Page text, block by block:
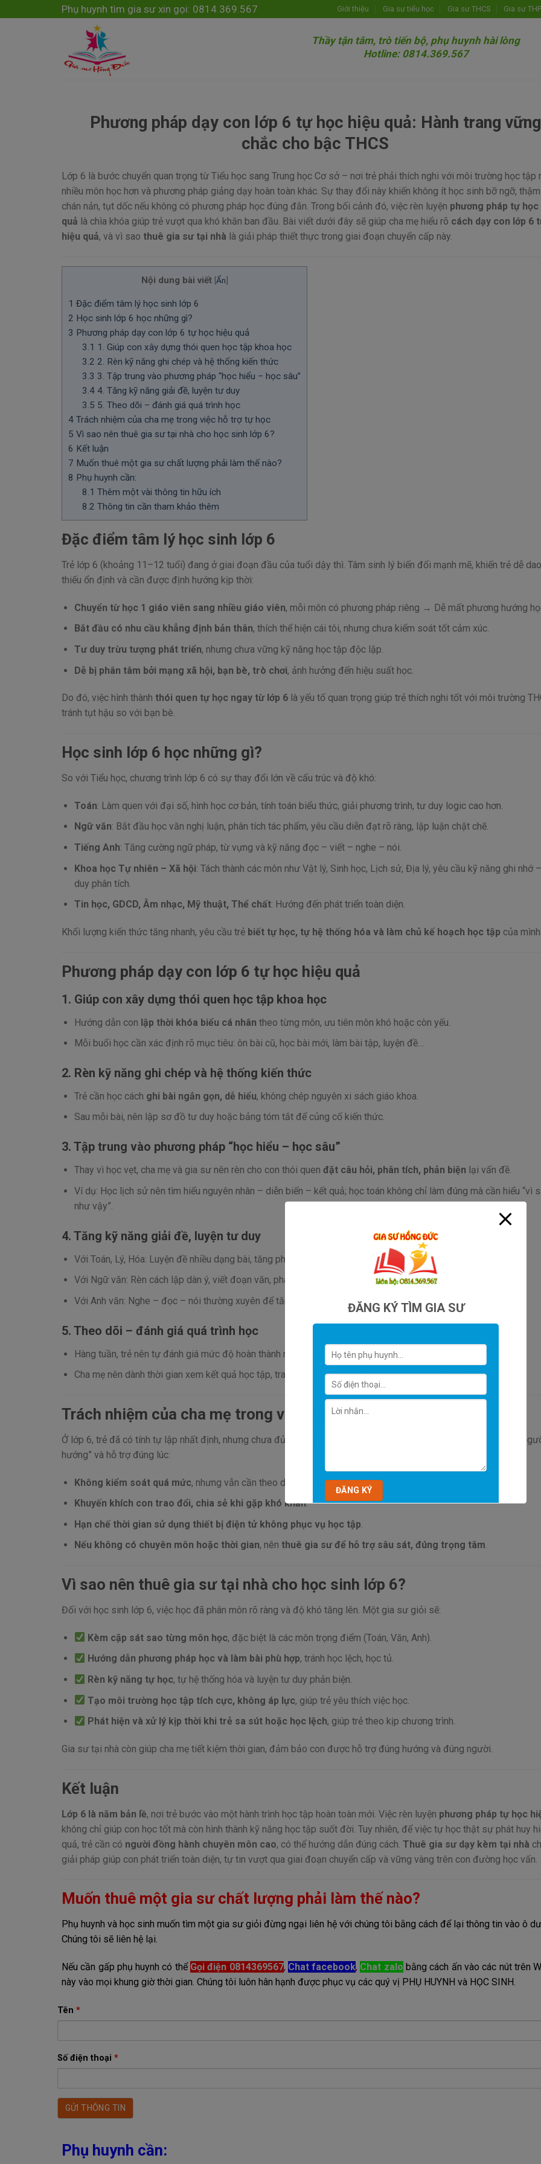
to
Phụ huynh tìm gia sư xin gọi: 0814.369.567 Giới thiệu Gia sư tiểu học Gia sư THCS Gia sư
Thầy tận tâm, trò tiến bộ, phụ huynh hài lòng
Hotline: 0814.369.567
Phương pháp dạy con lớp 6 tự học hiệu quả: Hành trang vững
chắc cho bậc THCS
Lớp 6 là bước chuyển quan trọng từ Tiểu học sang Trung học Cơ sở – nơi trẻ phải thích nghi với môi trường học tập
nhiều môn học hơn và phương pháp giảng dạy hoàn toàn khác. Sự thay đổi này khiến không ít học sinh bỡ ngỡ,
chán nản, tụt dốc nếu không có phương pháp học đúng đắn. Trong bối cảnh đó, việc rèn luyện phương pháp tự học
quả là chìa khóa giúp trẻ vượt qua khó khăn ban đầu. Bài viết dưới đây sẽ giúp cha mẹ hiểu rõ cách dạy con lớp 6
hiệu quả, và vì sao thuê gia sư tại nhà là giải pháp thiết thực trong giai đoạn chuyển cấp này.
Nội dung bài viết [Ẩn]
1 Đặc điểm tâm lý học sinh lớp 6
2 Học sinh lớp 6 học những gì?
3 Phương pháp dạy con lớp 6 tự học hiệu quả
3.1 1. Giúp con xây dựng thói quen học tập khoa học
3.2 2. Rèn kỹ năng ghi chép và hệ thống kiến thức
3.3 3. Tập trung vào phương pháp “học hiểu – học sâu”
3.44. Tăng kỹ năng giải đề, luyện tư duy
3.5 5. Theo dõi – đánh giá quá trình học
4 Trách nhiệm của cha mẹ trong việc hỗ trợ tự học
5 Vì sao nên thuê gia sư tại nhà cho học sinh lớp 6?
6 Kết luận
7 Muốn thuê một gia sư chất lượng phải làm thế nào?
8 Phụ huynh cần:
8.1 Thêm một vài thông tin hữu ích
8.2 Thông tin cần tham khảo thêm
Đặc điểm tâm lý học sinh lớp 6
Trẻ lớp 6 (khoảng 11–12 tuổi) đang ở giai đoạn đầu của tuổi dậy thì. Tâm sinh lý biến đổi mạnh mẽ, khiến trẻ dễ
thiếu ổn định và cần được định hướng kịp thời:
Chuyển từ học 1 giáo viên sang nhiều giáo viên, mỗi môn có phương pháp riêng → Dễ mất phương hướng
Bắt đầu có nhu cầu khẳng định bản thân, thích thể hiện cái tôi, nhưng chưa kiểm soát tốt cảm xúc.
Tư duy trừu tượng phát triển, nhưng chưa vững kỹ năng học tập độc lập.
Dễ bị phân tâm bởi mạng xã hội, bạn bè, trò chơi, ảnh hưởng đến hiệu suất học.
Do đó, việc hình thành thói quen tự học ngay từ lớp 6 là yếu tố quan trọng giúp trẻ thích nghi tốt với môi trường
tránh tụt hậu so với bạn bè.
Học sinh lớp 6 học những gì?
So với Tiểu học, chương trình lớp 6 có sự thay đổi lớn về cấu trúc và độ khó:
Toán: Làm quen với đại số, hình học cơ bản, tính toán biểu thức, giải phương trình, tư duy logic cao hơn.
Ngữ văn: Bắt đầu học văn nghị luận, phân tích tác phẩm, yêu cầu diễn đạt rõ ràng, lập luận chặt chẽ.
Tiếng Anh: Tăng cường ngữ pháp, từ vựng và kỹ năng đọc – viết – nghe – nói.
Khoa học Tự nhiên – Xã hội: Tách thành các môn như Vật lý, Sinh học, Lịch sử, Địa lý, yêu cầu kỹ năng ghi nhớ
duy phân tích.
Tin học, GDCD, Âm nhạc, Mỹ thuật, Thể chất: Hướng đến phát triển toàn diện.
Khối lượng kiến thức tăng nhanh, yêu cầu trẻ biết tự học, tự hệ thống hóa và làm chủ kế hoạch học tập của
Phương pháp dạy con lớp 6 tự học hiệu quả
1. Giúp con xây dựng thói quen học tập khoa học
Hướng dẫn con lập thời khóa biểu cá nhân theo từng môn, ưu tiên môn khó hoặc còn yếu.
Mỗi buổi học cần xác định rõ mục tiêu: ôn bài cũ, học bài mới, làm bài tập, luyện đề…
2. Rèn kỹ năng ghi chép và hệ thống kiến thức
Trẻ cần học cách ghi bài ngắn gọn, dễ hiểu, không chép nguyên xi sách giáo khoa.
Sau mỗi bài, nên lập sơ đồ tư duy hoặc bảng tóm tắt để củng cố kiến thức.
3. Tập trung vào phương pháp “học hiểu – học sâu”
Thay vì học vẹt, cha mẹ và gia sư nên rèn cho con thói quen đặt câu hỏi, phân tích, phản biện lại vấn đề.
Ví dụ: Học lịch sử nên tìm hiểu nguyên nhân – diễn biến – kết quả; học toán không chỉ làm đúng mà cần hiểu “vì
như vậy”.
4. Tăng kỹ năng giải đề, luyện tư duy
Với Toán, Lý, Hóa: Luyện đề nhiều dạng bài, tăng phản xạ tư duy.
Với Ngữ văn: Rèn cách lập dàn ý, viết đoạn văn, phân tích tác phẩm.
Với Anh văn: Nghe – đọc – nói thường xuyên để tăng phản xạ ngôn ngữ.
5. Theo dõi – đánh giá quá trình học
Hàng tuần, trẻ nên tự đánh giá mức độ hoàn thành mục tiêu học.
Cha mẹ nên dành thời gian xem kết quả học tập, trao đổi để giúp con điều chỉnh phương pháp.
Trách nhiệm của cha mẹ trong việc hỗ trợ tự học
Ở lớp 6, trẻ đã có tính tự lập nhất định, nhưng chưa đủ kỹ năng để “tự học hoàn toàn”. Cha mẹ cần đóng vai trò
hướng” và hỗ trợ đúng lúc:
Không kiểm soát quá mức, nhưng vẫn cần theo dõi tiến độ học tập.
Khuyến khích con trao đổi, chia sẻ khi gặp khó khăn.
Hạn chế thời gian sử dụng thiết bị điện tử không phục vụ học tập.
Nếu không có chuyên môn hoặc thời gian, nên thuê gia sư để hỗ trợ sâu sát, đúng trọng tâm.
Vì sao nên thuê gia sư tại nhà cho học sinh lớp 6?
Đối với học sinh lớp 6, việc học đã phân môn rõ ràng và độ khó tăng lên. Một gia sư giỏi sẽ:
Kèm cặp sát sao từng môn học, đặc biệt là các môn trọng điểm (Toán, Văn, Anh).
Hướng dẫn phương pháp học và làm bài phù hợp, tránh học lệch, học tủ.
Rèn kỹ năng tự học, tự hệ thống hóa và luyện tư duy phản biện.
Tạo môi trường học tập tích cực, không áp lực, giúp trẻ yêu thích việc học.
Phát hiện và xử lý kịp thời khi trẻ sa sút hoặc học lệch, giúp trẻ theo kịp chương trình.
Gia sư tại nhà còn giúp cha mẹ tiết kiệm thời gian, đảm bảo con được hỗ trợ đúng hướng và đúng người.
Kết luận
Lớp 6 là năm bản lề, nơi trẻ bước vào một hành trình học tập hoàn toàn mới. Việc rèn luyện phương pháp tự học
không chỉ giúp con học tốt mà còn hình thành kỹ năng học tập suốt đời. Tuy nhiên, để việc tự học thật sự phát huy
quả, trẻ cần có người đồng hành chuyên môn cao, có thể hướng dẫn đúng cách. Thuê gia sư dạy kèm tại nhà
giải pháp giúp con phát triển toàn diện, tự tin vượt qua giai đoạn chuyển cấp và vững vàng trên con đường học vấn.
Muốn thuê một gia sư chất lượng phải làm thế nào?
Phụ huynh và học sinh muốn tìm một gia sư giỏi đừng ngại liên hệ với chúng tôi bằng cách để lại thông tin vào ô
Chúng tôi sẽ liên hệ lại.
Nếu cần gấp phụ huynh có thể Gọi điện 0814369567, Chat facebook, Chat zalo bằng cách ấn vào các nút trên
này vào mọi khung giờ thời gian. Chúng tôi luôn hân hạnh được phục vụ các quý vị PHỤ HUYNH và HỌC SINH.
Tên *
Số điện thoại *
Phụ huynh cần:
ĐĂNG KÝ TÌM GIA SƯ